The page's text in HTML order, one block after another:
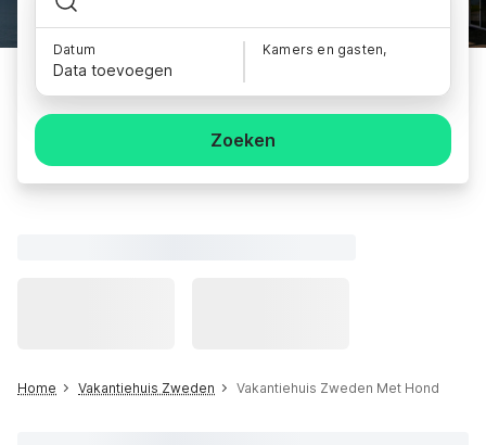
Datum
Data toevoegen
Kamers en gasten,
Zoeken
Home Vakantiehuis Zweden Vakantiehuis Zweden Met Hond